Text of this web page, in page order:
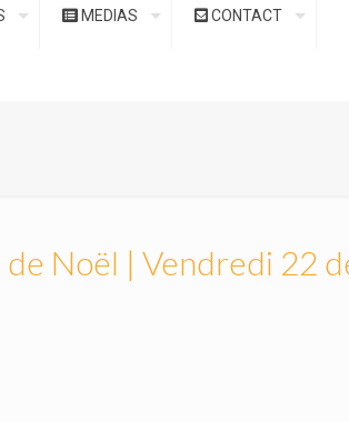
MEDIAS CONTACT
Noël | Vendredi 22